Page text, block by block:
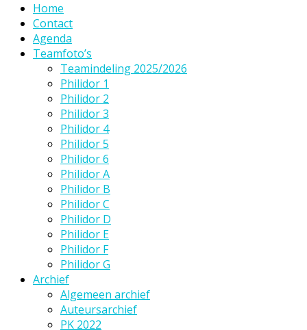
Home
Contact
Agenda
Teamfoto’s
Teamindeling 2025/2026
Philidor 1
Philidor 2
Philidor 3
Philidor 4
Philidor 5
Philidor 6
Philidor A
Philidor B
Philidor C
Philidor D
Philidor E
Philidor F
Philidor G
Archief
Algemeen archief
Auteursarchief
PK 2022